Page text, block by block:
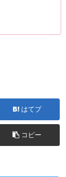
はてブ
コピー